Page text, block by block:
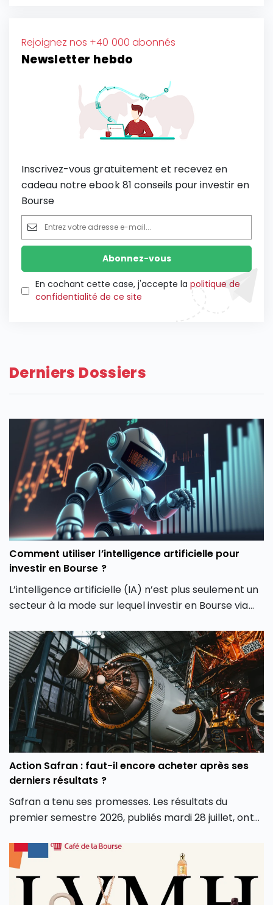
Rejoignez nos +40 000 abonnés
Newsletter hebdo
Inscrivez-vous gratuitement et recevez en
cadeau notre ebook 81 conseils pour investir en
Bourse
En cochant cette case, j'accepte la politique de
confidentialité de ce site
Derniers Dossiers
Comment utiliser l’intelligence artificielle pour
investir en Bourse ?
L’intelligence artificielle (IA) n’est plus seulement un
secteur à la mode sur lequel investir en Bourse via
même de notre façon d’investir en Bourse avec de
nouveaux outils et de nouvelles approches. Dans cet
article, découvrez comment l’intelligence artificielle
peut transformer votre façon d’investir en Bourse et
vous aider à mieux saisir les opportunités des
marchés.
Action Safran : faut-il encore acheter après ses
derniers résultats ?
Safran a tenu ses promesses. Les résultats du
premier semestre 2026, publiés mardi 28 juillet, ont
d’affaires, marge opérationnelle et surtout
génération de cash. Conséquence directe, le groupe
a relevé l’intégralité de ses objectifs pour l’année.
Alors que le groupe aéronautique et de défense